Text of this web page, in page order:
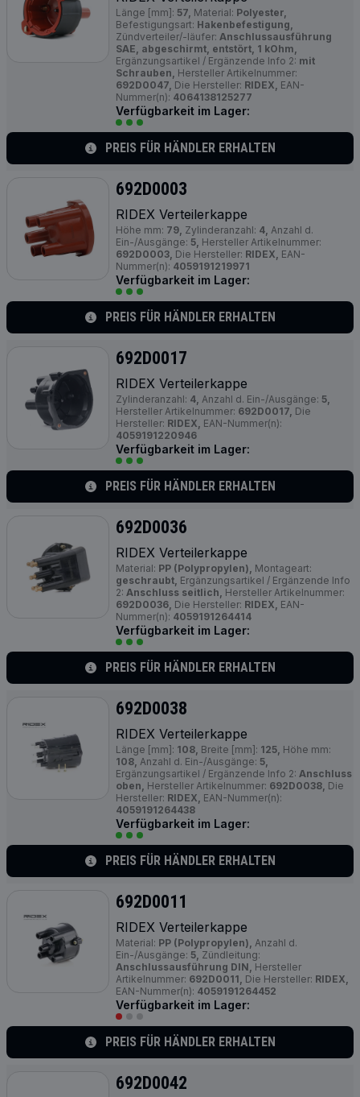
Länge [mm]: 57, Material: Polyester,
Befestigungsart: Hakenbefestigung,
Zündverteiler/-läufer: Anschlussausführung
SAE, abgeschirmt, entstört, 1 kOhm,
Ergänzungsartikel / Ergänzende Info 2: mit
Schrauben, Hersteller Artikelnummer:
692D0047, Die Hersteller: RIDEX, EAN-
Nummer(n): 4064138125277
Verfügbarkeit im Lager:
PREIS FÜR HÄNDLER ERHALTEN
692D0003
RIDEX Verteilerkappe
Höhe mm: 79, Zylinderanzahl: 4, Anzahl d.
Ein-/Ausgänge: 5, Hersteller Artikelnummer:
692D0003, Die Hersteller: RIDEX, EAN-
Nummer(n): 4059191219971
Verfügbarkeit im Lager:
PREIS FÜR HÄNDLER ERHALTEN
692D0017
RIDEX Verteilerkappe
Zylinderanzahl: 4, Anzahl d. Ein-/Ausgänge: 5,
Hersteller Artikelnummer: 692D0017, Die
Hersteller: RIDEX, EAN-Nummer(n):
4059191220946
Verfügbarkeit im Lager:
PREIS FÜR HÄNDLER ERHALTEN
692D0036
RIDEX Verteilerkappe
Material: PP (Polypropylen), Montageart:
geschraubt, Ergänzungsartikel / Ergänzende Info
2: Anschluss seitlich, Hersteller Artikelnummer:
692D0036, Die Hersteller: RIDEX, EAN-
Nummer(n): 4059191264414
Verfügbarkeit im Lager:
PREIS FÜR HÄNDLER ERHALTEN
692D0038
RIDEX Verteilerkappe
Länge [mm]: 108, Breite [mm]: 125, Höhe mm:
108, Anzahl d. Ein-/Ausgänge: 5,
Ergänzungsartikel / Ergänzende Info 2: Anschluss
oben, Hersteller Artikelnummer: 692D0038, Die
Hersteller: RIDEX, EAN-Nummer(n):
4059191264438
Verfügbarkeit im Lager:
PREIS FÜR HÄNDLER ERHALTEN
692D0011
RIDEX Verteilerkappe
Material: PP (Polypropylen), Anzahl d.
Ein-/Ausgänge: 5, Zündleitung:
Anschlussausführung DIN, Hersteller
Artikelnummer: 692D0011, Die Hersteller: RIDEX,
EAN-Nummer(n): 4059191264452
Verfügbarkeit im Lager:
PREIS FÜR HÄNDLER ERHALTEN
692D0042